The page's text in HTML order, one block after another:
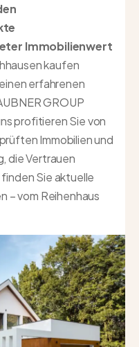
Immobilienwert
kaufen
erfahrenen
GROUP
profitieren Sie von
Immobilien und
die Vertrauen
Sie aktuelle
– vom Reihenhaus